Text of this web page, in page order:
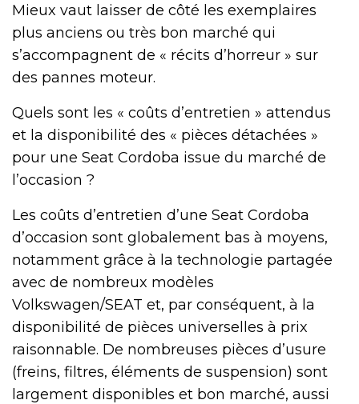
Mieux vaut laisser de côté les exemplaires
plus anciens ou très bon marché qui
s’accompagnent de « récits d’horreur » sur
des pannes moteur.
Quels sont les « coûts d’entretien » attendus
et la disponibilité des « pièces détachées »
pour une Seat Cordoba issue du marché de
l’occasion ?
Les coûts d’entretien d’une Seat Cordoba
d’occasion sont globalement bas à moyens,
notamment grâce à la technologie partagée
avec de nombreux modèles
Volkswagen/SEAT et, par conséquent, à la
disponibilité de pièces universelles à prix
raisonnable. De nombreuses pièces d’usure
(freins, filtres, éléments de suspension) sont
largement disponibles et bon marché, aussi